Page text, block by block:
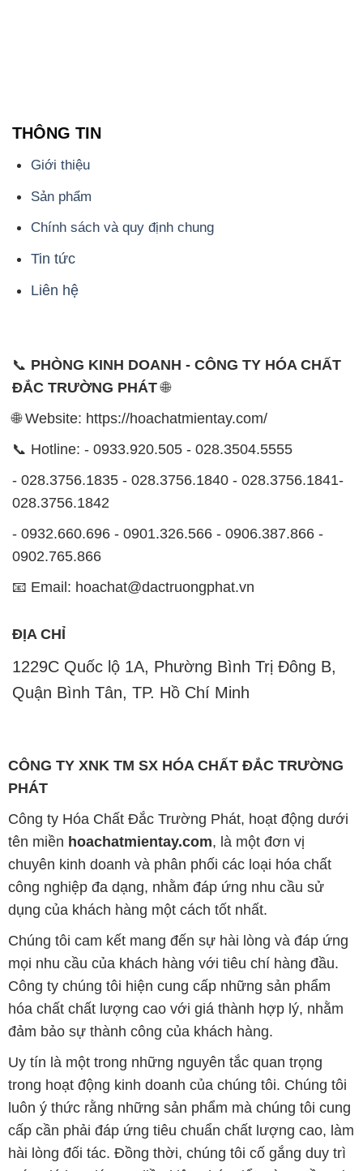
Chính sách và quy định chung
Tin tức
Liên hệ
📞
PHÒNG KINH DOANH - CÔNG TY HÓA CHẤT
ĐẮC TRƯỜNG PHÁT
- 028.3756.1835 - 028.3756.1840 - 028.3756.1841-
0902.765.866
📧 Email: hoachat@dactruongphat.vn
ĐỊA CHỈ
1229C Quốc lộ 1A, Phường Bình Trị Đông B,
Quận Bình Tân, TP. Hồ Chí Minh
CÔNG TY XNK TM SX HÓA CHẤT ĐẮC TRƯỜNG
PHÁT
chuyên kinh doanh và phân phối các loại hóa chất
công nghiệp đa dạng, nhằm đáp ứng nhu cầu sử
dụng của khách hàng một cách tốt nhất.
Chúng tôi cam kết mang đến sự hài lòng và đáp ứng
mọi nhu cầu của khách hàng với tiêu chí hàng đầu.
Công ty chúng tôi hiện cung cấp những sản phẩm
hóa chất chất lượng cao với giá thành hợp lý, nhằm
đảm bảo sự thành công của khách hàng.
Uy tín là một trong những nguyên tắc quan trọng
trong hoạt động kinh doanh của chúng tôi. Chúng tôi
luôn ý thức rằng những sản phẩm mà chúng tôi cung
cấp cần phải đáp ứng tiêu chuẩn chất lượng cao, làm
hài lòng đối tác. Đồng thời, chúng tôi cố gắng duy trì
mức giá hợp lý, tạo điều kiện phát triển và sự tồn tại
bền vững trên con đường dài phía trước.
Công ty Hóa Chất Đắc Trường Phát có khả năng đáp
ứng đa dạng các nhu cầu về hóa chất, phục vụ cho